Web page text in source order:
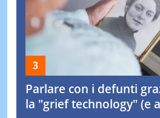
Parlare con i defunti
la "grief technology" (e